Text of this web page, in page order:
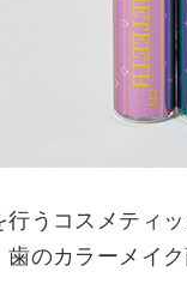
うコスメティ
歯のカラーメイ